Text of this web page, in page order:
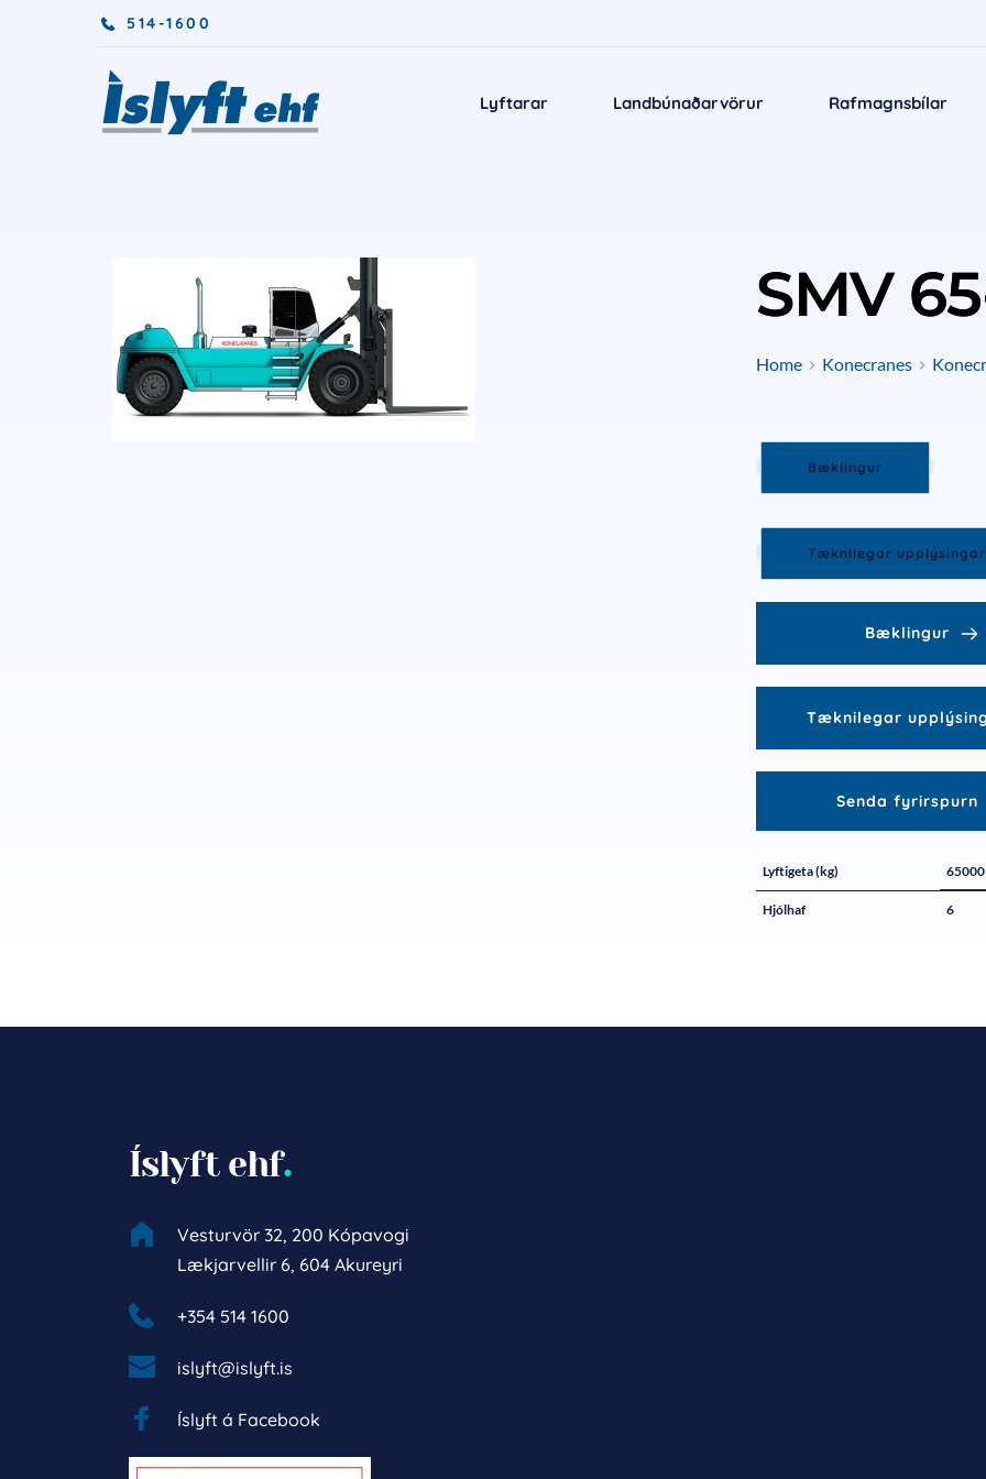
514-1600
Lyftarar Landbúnaðarvörur Rafmagnsbílar
SMV
Home Konecranes
Bæklingur
Tæknilegar upplýsingar
Bæklingur
Tæknilegar
Senda fyrirspurn
Lyftigeta (kg) 65000
Hjólhaf 6
Íslyft ehf.
Vesturvör 32, 200 Kópavogi
Lækjarvellir 6, 604 Akureyri
+354 514 1600
islyft@islyft.is
Íslyft á Facebook